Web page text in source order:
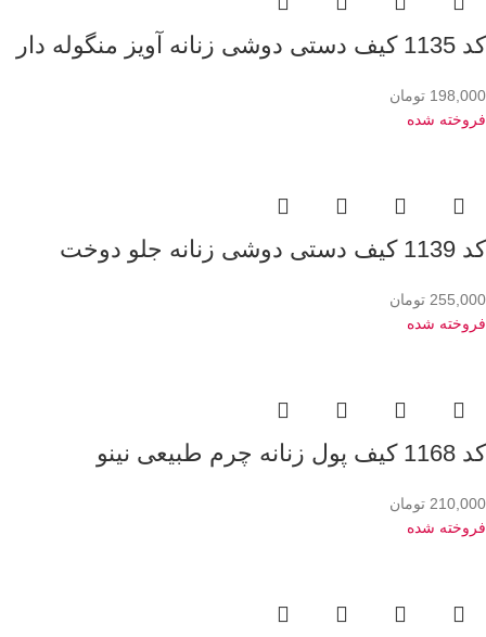
کد 1135 کیف دستی دوشی زنانه آویز منگوله دار
198,000 تومان
فروخته شده
کد 1139 کیف دستی دوشی زنانه جلو دوخت
255,000 تومان
فروخته شده
کد 1168 کیف پول زنانه چرم طبیعی نینو
210,000 تومان
فروخته شده